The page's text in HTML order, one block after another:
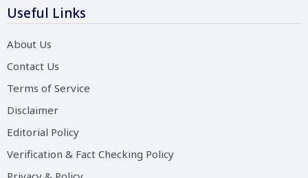
Useful Links
About Us
Contact Us
Terms of Service
Disclaimer
Editorial Policy
Verification & Fact Checking Policy